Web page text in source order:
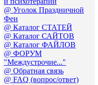
@ Уголок Праздничной
Феи
@ Каталог СТАТЕЙ
@ Каталог САЙТОВ
@ Каталог ФАЙЛОВ
@ ФОРУМ
"Междустрочие..."
@ Обратная связь
@ FAQ (вопрос/ответ)